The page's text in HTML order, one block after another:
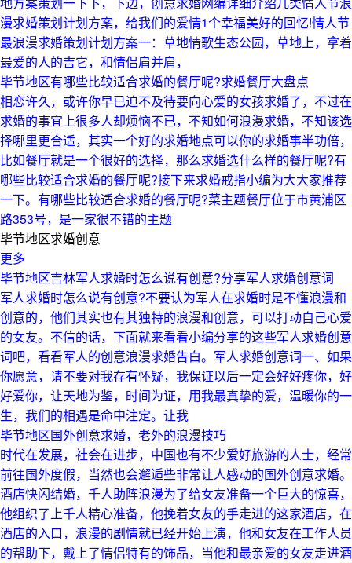
漫求婚策划计划方案，给我们的爱情1个幸福美好的回忆!情人节
最浪漫求婚策划计划方案一：草地情歌生态公园，草地上，拿着
最爱的人的吉它，和情侣肩并肩，
毕节地区有哪些比较适合求婚的餐厅呢?求婚餐厅大盘点
相恋许久，或许你早已迫不及待要向心爱的女孩求婚了，不过在
求婚的事宜上很多人却烦恼不已，不知如何浪漫求婚，不知该选
择哪里更合适，其实一个好的求婚地点可以你的求婚事半功倍，
比如餐厅就是一个很好的选择，那么求婚选什么样的餐厅呢?有
哪些比较适合求婚的餐厅呢?接下来求婚戒指小编为大大家推荐
一下。有哪些比较适合求婚的餐厅呢?菜主题餐厅位于市黄浦区
路353号，是一家很不错的主题
毕节地区求婚创意
更多
毕节地区吉林军人求婚时怎么说有创意?分享军人求婚创意词
军人求婚时怎么说有创意?不要认为军人在求婚时是不懂浪漫和
创意的，他们其实也有其独特的浪漫和创意，可以打动自己心爱
的女友。不信的话，下面就来看看小编分享的这些军人求婚创意
词吧，看看军人的创意浪漫求婚告白。军人求婚创意词一、如果
你愿意，请不要对我存有怀疑，我保证以后一定会好好疼你，好
好爱你，让天地为鉴，时间为证，用我最真挚的爱，温暖你的一
生，我们的相遇是命中注定。让我
毕节地区国外创意求婚，老外的浪漫技巧
时代在发展，社会在进步，中国也有不少爱好旅游的人士，经常
前往国外度假，当然也会邂逅些非常让人感动的国外创意求婚。
酒店快闪结婚，千人助阵浪漫为了给女友准备一个巨大的惊喜，
他组织了上千人精心准备，他挽着女友的手走进的这家酒店，在
酒店的入口，浪漫的剧情就已经开始上演，他和女友在工作人员
的帮助下，戴上了情侣特有的饰品，当他和最亲爱的女友走进酒